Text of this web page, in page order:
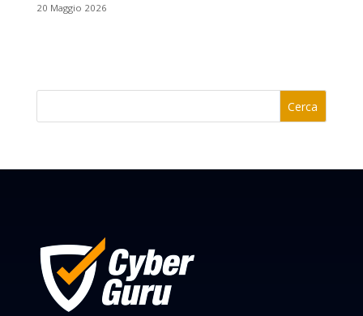
20 Maggio 2026
Cerca